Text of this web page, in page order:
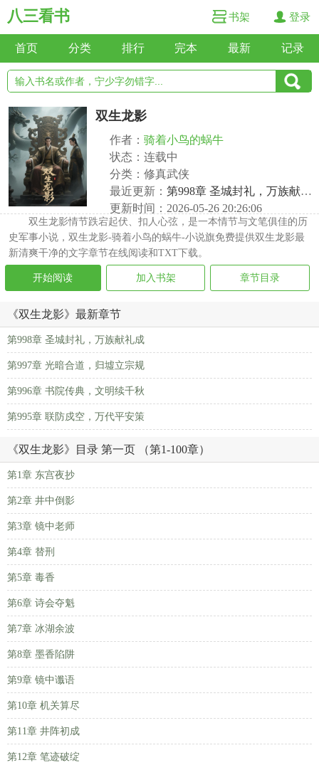
八三看书 书架 登录
首页 分类 排行 完本 最新 记录
双生龙影
作者： 骑着小鸟的蜗牛
状态：连载中
分类：修真武侠
最近更新： 第998章 圣城封礼，万族献礼成
更新时间：2026-05-26 20:26:06
双生龙影情节跌宕起伏、扣人心弦，是一本情节与文笔俱佳的历
史军事小说，双生龙影-骑着小鸟的蜗牛-小说旗免费提供双生龙影最
新清爽干净的文字章节在线阅读和TXT下载。
开始阅读 加入书架 章节目录
《双生龙影》最新章节
第998章 圣城封礼，万族献礼成
第997章 光暗合道，归墟立宗规
第996章 书院传典，文明续千秋
第995章 联防戍空，万代平安策
《双生龙影》目录 第一页 （第1-100章）
第1章 东宫夜抄
第2章 井中倒影
第3章 镜中老师
第4章 替刑
第5章 毒香
第6章 诗会夺魁
第7章 冰湖余波
第8章 墨香陷阱
第9章 镜中谶语
第10章 机关算尽
第11章 井阵初成
第12章 笔迹破绽